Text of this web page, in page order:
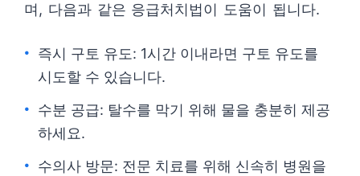
며, 다음과 같은 응급처치법이 도움이 됩니다.
즉시 구토 유도: 1시간 이내라면 구토 유도를
시도할 수 있습니다.
수분 공급: 탈수를 막기 위해 물을 충분히 제공
하세요.
수의사 방문: 전문 치료를 위해 신속히 병원을